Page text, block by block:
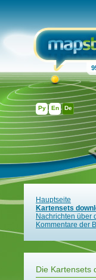
Ру En De
Hauptseite
Kartensets
Nachrichten über
Kommentare der
Die Kartensets